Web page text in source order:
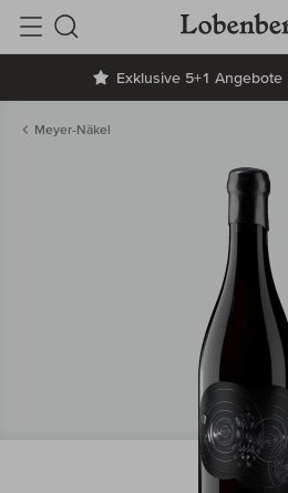
Exklusive 5+1 Angebote
Suche
Meyer-Näkel